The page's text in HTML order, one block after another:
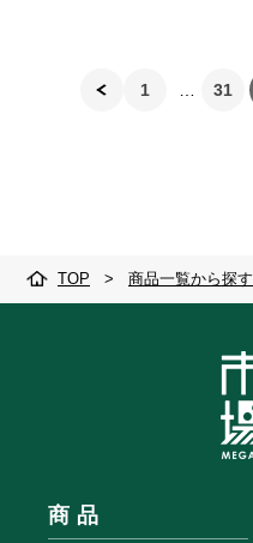
1 31
TOP > 商品一覧から探す
商 品